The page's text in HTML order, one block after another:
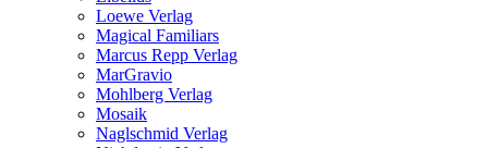
Loewe Verlag
Magical Familiars
Marcus Repp Verlag
MarGravio
Mohlberg Verlag
Mosaik
Naglschmid Verlag